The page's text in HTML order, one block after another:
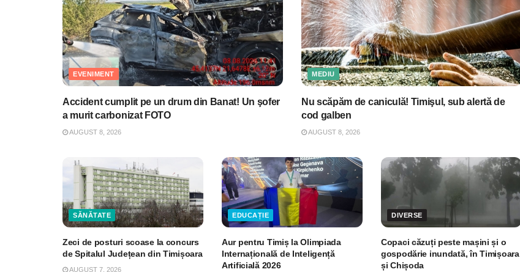
EVENIMENT
Accident cumplit pe un drum din Banat! Un şofer
a murit carbonizat FOTO
AUGUST 8, 2026
MEDIU
Nu scăpăm de caniculă! Timişul, sub alertă de
cod galben
AUGUST 8, 2026
SĂNĂTATE
Zeci de posturi scoase la concurs
de Spitalul Județean din Timișoara
AUGUST 7, 2026
EDUCAȚIE
Aur pentru Timiș la Olimpiada
Internațională de Inteligență
Artificială 2026
DIVERSE
Copaci căzuți peste mașini și o
gospodărie inundată, în Timișoara
și Chișoda